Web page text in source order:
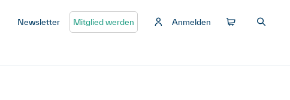
Newsletter Mitglied werden Anmelden